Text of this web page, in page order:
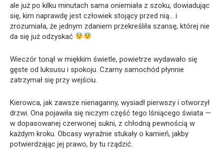
ale już po kilku minutach sama oniemiała z szoku, dowiadując
się, kim naprawdę jest człowiek stojący przed nią… i
zrozumiała, że jednym zdaniem przekreśliła szansę, której nie
da się już odzyskać
Wieczór tonął w miękkim świetle, powietrze wydawało się
gęste od luksusu i spokoju. Czarny samochód płynnie
zatrzymał się przy wejściu.
Kierowca, jak zawsze nienaganny, wysiadł pierwszy i otworzył
drzwi. Ona pojawiła się niczym część tego lśniącego świata —
w dopasowanej czerwonej sukni, z chłodną pewnością w
każdym kroku. Obcasy wyraźnie stukały o kamień, jakby
potwierdzając jej prawo, by tu rządzić.